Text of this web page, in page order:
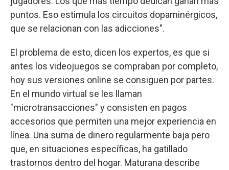
puntos. Eso estimula los circuitos dopaminérgicos,
que se relacionan con las adicciones".
El problema de esto, dicen los expertos, es que si
antes los videojuegos se compraban por completo,
hoy sus versiones online se consiguen por partes.
En el mundo virtual se les llaman
"microtransacciones" y consisten en pagos
accesorios que permiten una mejor experiencia en
línea. Una suma de dinero regularmente baja pero
que, en situaciones específicas, ha gatillado
trastornos dentro del hogar. Maturana describe